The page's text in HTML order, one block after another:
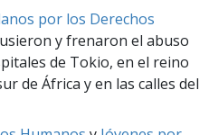
por los Derechos
y frenaron el abuso
de Tokio, en el reino
de África y en las calles del